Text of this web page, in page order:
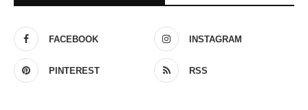
FACEBOOK INSTAGRAM
PINTEREST RSS